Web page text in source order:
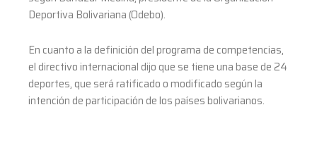
Deportiva Bolivariana (Odebo).
En cuanto a la definición del programa de competencias,
el directivo internacional dijo que se tiene una base de 24
deportes, que será ratificado o modificado según la
intención de participación de los países bolivarianos.